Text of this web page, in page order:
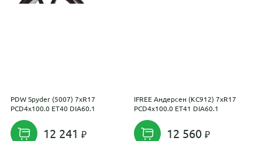
PDW Spyder (5007) 7xR17
PCD4x100.0 ET40 DIA60.1
12 241
IFREE Андерсен (КС912) 7xR17
PCD4x100.0 ET41 DIA60.1
12 560